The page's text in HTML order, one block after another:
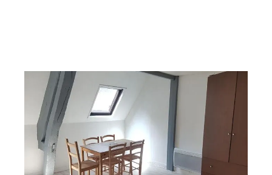
ROUEN 76
32,36 m2
, 2 pièces
Ref : 8294
Appartement F2 à louer
460 €
par mois charges comprises